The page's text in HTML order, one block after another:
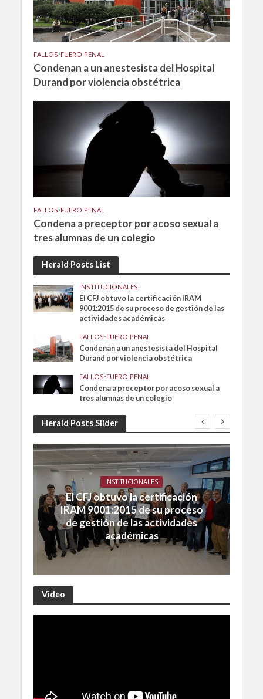
FALLOS•FUERO PENAL
Condenan a un anestesista del Hospital
Durand por violencia obstétrica
FALLOS•FUERO PENAL
Condena a preceptor por acoso sexual a
tres alumnas de un colegio
Herald Posts List
INSTITUCIONALES
El CFJ obtuvo la certificación IRAM
9001:2015 de su proceso de gestión de las
actividades académicas
FALLOS•FUERO PENAL
Condenan a un anestesista del Hospital
Durand por violencia obstétrica
FALLOS•FUERO PENAL
Condena a preceptor por acoso sexual a
tres alumnas de un colegio
Herald Posts Slider
INSTITUCIONALES
El CFJ obtuvo la certificación
IRAM 9001:2015 de su proceso
de gestión de las actividades
académicas
Video